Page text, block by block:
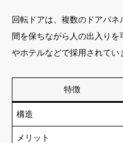
回転ドアは、複数のドアパ
間を保ちながら人の出入り
やホテルなどで採用されてい
特徴
構造
メリット